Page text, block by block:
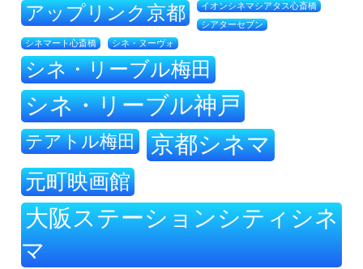
アップリンク京都 イオンシネマシアタス心斎橋
シアターセブン
シネマート心斎橋 シネ・ヌーヴォ
シネ・リーブル梅田
シネ・リーブル神戸
テアトル梅田 京都シネマ
元町映画館
大阪ステーションシティシネ
マ